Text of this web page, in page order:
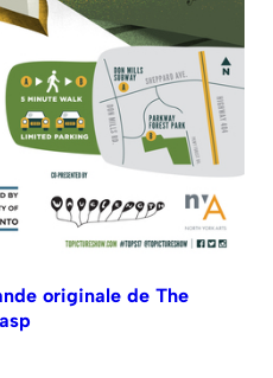
originale de The